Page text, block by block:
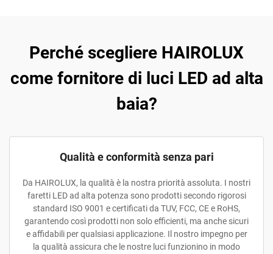
Perché scegliere HAIROLUX
come fornitore di luci LED ad alta
baia?
Qualità e conformità senza pari
Da HAIROLUX, la qualità è la nostra priorità assoluta. I nostri
faretti LED ad alta potenza sono prodotti secondo rigorosi
standard ISO 9001 e certificati da TUV, FCC, CE e RoHS,
garantendo così prodotti non solo efficienti, ma anche sicuri
e affidabili per qualsiasi applicazione. Il nostro impegno per
la qualità assicura che le nostre luci funzionino in modo